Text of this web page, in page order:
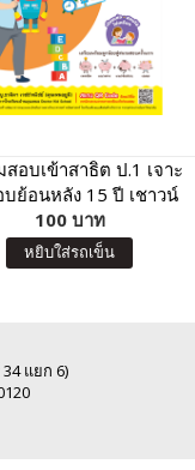
สอบเข้าสาธิต ป.1 เจาะ
ย้อนหลัง 15 ปี เชาวน์
ปัญญา มิติสัมพันธ์
100 บาท
หยิบใส่รถเข็น
แยก 6)